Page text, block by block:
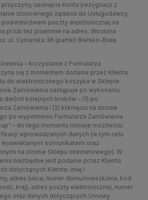
usunięcia Konta (rezygnacji z
stosownego żądania do Usługodawcy,
poczty elektronicznej na
lub też pisemnie na adres: Woolona
ul. Cyniarska 36 (parter) Bielsko-Biała.
– korzystanie z Formularza
się z momentem dodania przez Klienta
do elektronicznego koszyka w Sklepie
Zamówienia następuje po wykonaniu
dwóch kolejnych kroków – (1) po
Zamówienia i (2) kliknięciu na stronie
po wypełnieniu Formularza Zamówienia
– do tego momentu istnieje możliwość
wprowadzanych danych (w tym celu
komunikatami oraz
na stronie Sklepu Internetowego). W
niezbędne jest podanie przez Klienta
dotyczących Klienta: imię i
adres (ulica, numer domu/mieszkania, kod
kraj), adres poczty elektronicznej, numer
oraz danych dotyczących Umowy